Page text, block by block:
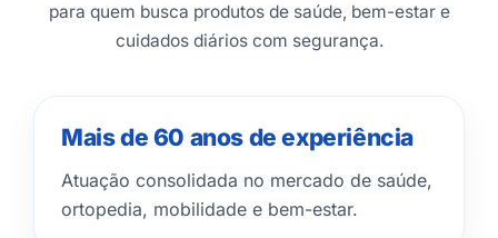
para quem busca produtos de saúde, bem-estar e
cuidados diários com segurança.
Mais de 60 anos de experiência
Atuação consolidada no mercado de saúde,
ortopedia, mobilidade e bem-estar.